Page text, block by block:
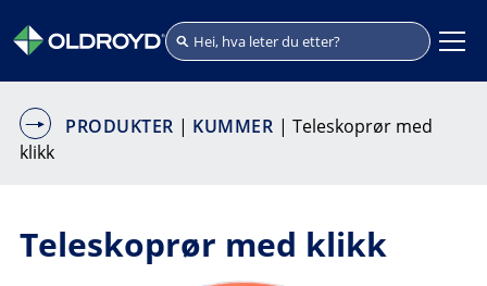
PRODUKTER | KUMMER | Teleskoprør med
klikk
Teleskoprør med klikk